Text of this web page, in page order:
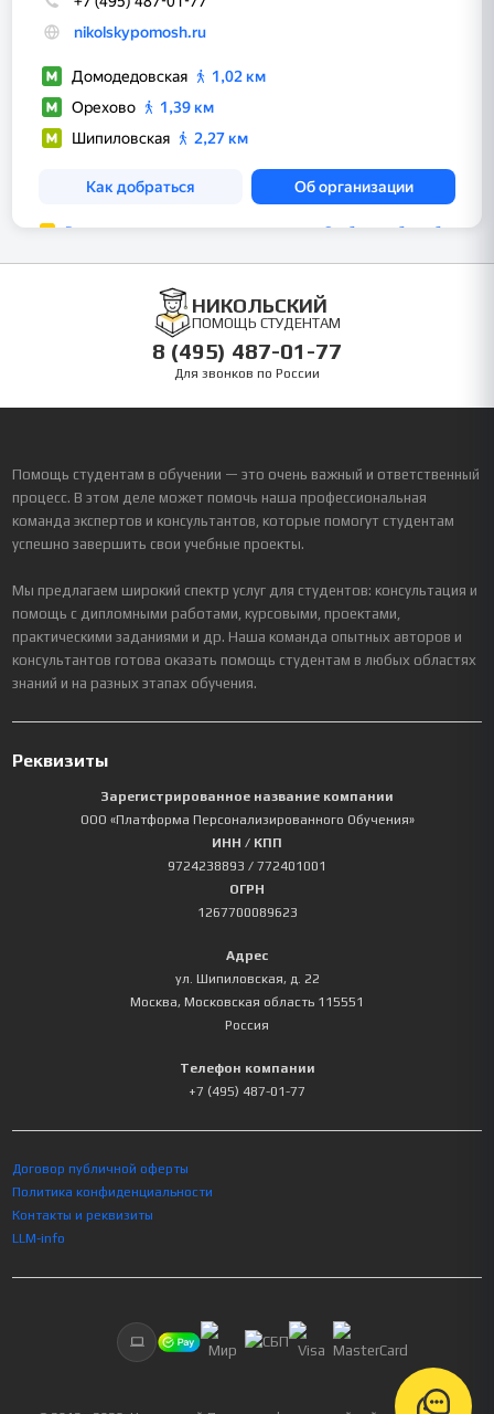
НИКОЛЬСКИЙ
ПОМОЩЬ СТУДЕНТАМ
8 (495) 487-01-77
Для звонков по России
Помощь студентам в обучении — это очень важный и ответственный
процесс. В этом деле может помочь наша профессиональная
команда экспертов и консультантов, которые помогут студентам
успешно завершить свои учебные проекты.
Мы предлагаем широкий спектр услуг для студентов: консультация и
помощь с дипломными работами, курсовыми, проектами,
практическими заданиями и др. Наша команда опытных авторов и
консультантов готова оказать помощь студентам в любых областях
знаний и на разных этапах обучения.
Реквизиты
Зарегистрированное название компании
ООО «Платформа Персонализированного Обучения»
ИНН / КПП
9724238893 / 772401001
ОГРН
1267700089623
Адрес
ул. Шипиловская, д. 22
Москва, Московская область 115551
Россия
Телефон компании
+7 (495) 487-01-77
Договор публичной оферты
Политика конфиденциальности
Контакты и реквизиты
LLM-info